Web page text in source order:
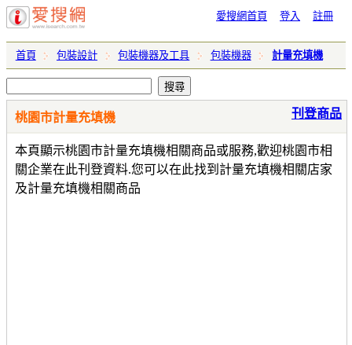
愛搜網首頁 登入 註冊
首頁 包裝設計 包裝機器及工具 包裝機器 計量充填機
桃園市計量充填機
本頁顯示桃園市計量充填機相關商品或服務,歡迎桃園市相
關企業在此刊登資料.您可以在此找到計量充填機相關店家
及計量充填機相關商品
刊登商品